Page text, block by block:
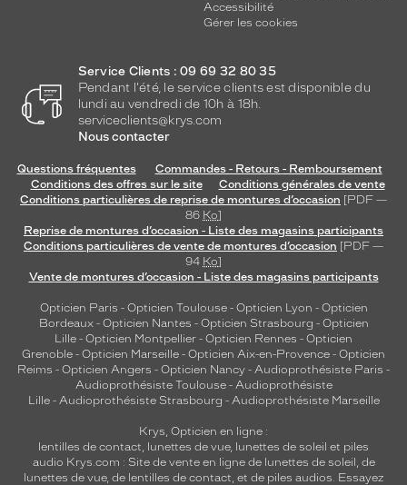
Accessibilité
Gérer les cookies
Service Clients : 09 69 32 80 35
Pendant l'été, le service clients est disponible du
lundi au vendredi de 10h à 18h.
serviceclients@krys.com
Nous contacter
Questions fréquentes
Commandes - Retours - Remboursement
Conditions des offres sur le site
Conditions générales de vente
Conditions particulières de reprise de montures d’occasion [PDF —
86 Ko]
Reprise de montures d’occasion - Liste des magasins participants
Conditions particulières de vente de montures d’occasion [PDF —
94 Ko]
Vente de montures d’occasion - Liste des magasins participants
Opticien Paris - Opticien Toulouse- Opticien Lyon - Opticien
Bordeaux- Opticien Nantes - Opticien Strasbourg - Opticien
Lille - Opticien Montpellier - Opticien Rennes - Opticien
Grenoble - Opticien Marseille - Opticien Aix-en-Provence - Opticien
Reims - Opticien Angers - Opticien Nancy - Audioprothésiste Paris -
Audioprothésiste Toulouse- Audioprothésiste
Lille- Audioprothésiste Strasbourg - Audioprothésiste Marseille
Krys, Opticien en ligne :
lentilles de contact, lunettes de vue, lunettes de soleil et piles
audio Krys.com : Site de vente en ligne de lunettes de soleil, de
lunettes de vue, de lentilles de contact, et de piles audios. Essayez